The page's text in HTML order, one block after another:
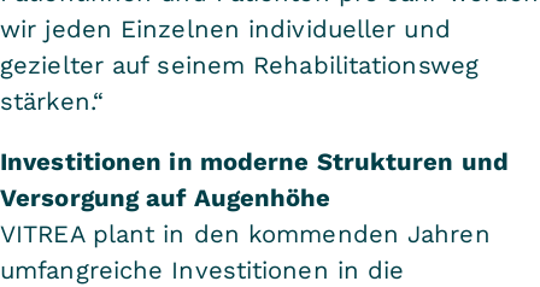
wir jeden Einzelnen individueller und
gezielter auf seinem Rehabilitationsweg
stärken.“
Investitionen in moderne Strukturen und
Versorgung auf Augenhöhe
VITREA plant in den kommenden Jahren
umfangreiche Investitionen in die